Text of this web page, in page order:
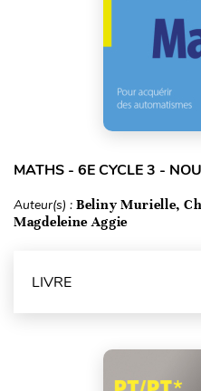
MATHS - 6E CYCLE 3 -
Auteur(s) : Beliny Murielle,
Magdeleine Aggie
LIVRE